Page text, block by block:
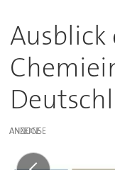
Ausblick
ANZEIGE